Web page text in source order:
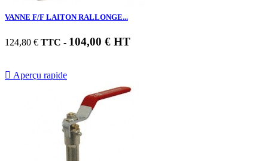
VANNE F/F LAITON RALLONGE...
124,80 € TTC - 104,00 € HT
 Aperçu rapide